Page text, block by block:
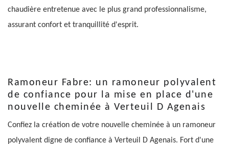
chaudière entretenue avec le plus grand professionnalisme,
assurant confort et tranquillité d'esprit.
Ramoneur Fabre: un ramoneur polyvalent
de confiance pour la mise en place d'une
nouvelle cheminée à Verteuil D Agenais
Confiez la création de votre nouvelle cheminée à un ramoneur
polyvalent digne de confiance à Verteuil D Agenais. Fort d'une